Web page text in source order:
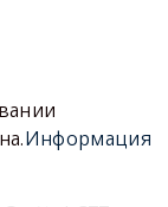
Информация